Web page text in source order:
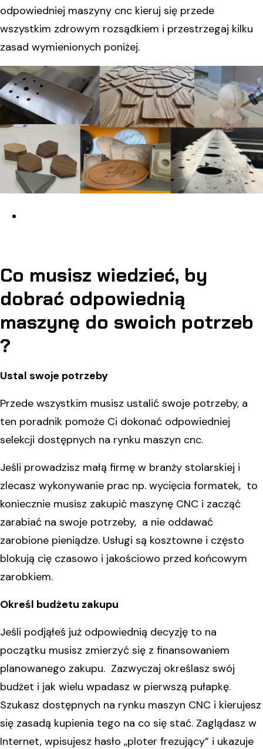
odpowiedniej maszyny cnc kieruj się przede
wszystkim zdrowym rozsądkiem i przestrzegaj kilku
zasad wymienionych poniżej.
Co musisz wiedzieć, by
dobrać odpowiednią
maszynę do swoich potrzeb
?
Ustal swoje potrzeby
Przede wszystkim musisz ustalić swoje potrzeby, a
ten poradnik pomoże Ci dokonać odpowiedniej
selekcji dostępnych na rynku maszyn cnc.
Jeśli prowadzisz małą firmę w branży stolarskiej i
zlecasz wykonywanie prac np. wycięcia formatek, to
koniecznie musisz zakupić maszynę CNC i zacząć
zarabiać na swoje potrzeby, a nie oddawać
zarobione pieniądze. Usługi są kosztowne i często
blokują cię czasowo i jakościowo przed końcowym
zarobkiem.
Określ budżetu zakupu
Jeśli podjąłeś już odpowiednią decyzję to na
początku musisz zmierzyć się z finansowaniem
planowanego zakupu. Zazwyczaj określasz swój
budżet i jak wielu wpadasz w pierwszą pułapkę.
Szukasz dostępnych na rynku maszyn CNC i kierujesz
się zasadą kupienia tego na co się stać. Zaglądasz w
Internet, wpisujesz hasło „ploter frezujący” i ukazuje